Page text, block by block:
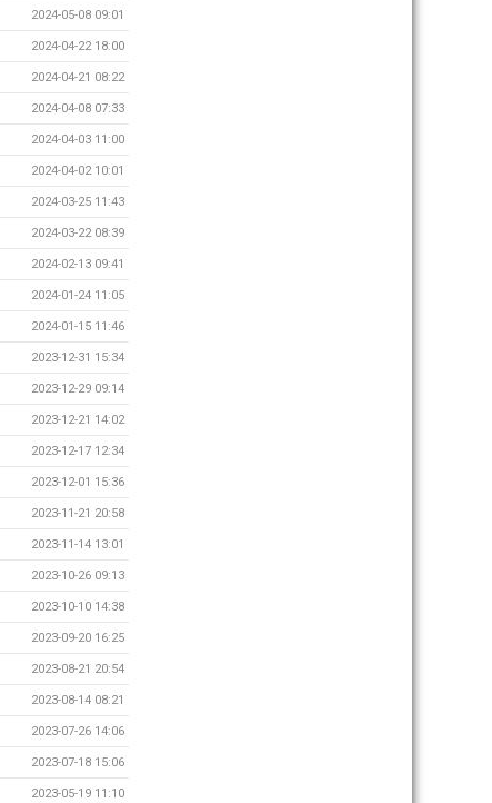
2024-05-08 09:01
2024-04-22 18:00
2024-04-21 08:22
2024-04-08 07:33
2024-04-03 11:00
2024-04-02 10:01
2024-03-25 11:43
2024-03-22 08:39
2024-02-13 09:41
2024-01-24 11:05
2024-01-15 11:46
2023-12-31 15:34
2023-12-29 09:14
2023-12-21 14:02
2023-12-17 12:34
2023-12-01 15:36
2023-11-21 20:58
2023-11-14 13:01
2023-10-26 09:13
2023-10-10 14:38
2023-09-20 16:25
2023-08-21 20:54
2023-08-14 08:21
2023-07-26 14:06
2023-07-18 15:06
2023-05-19 11:10